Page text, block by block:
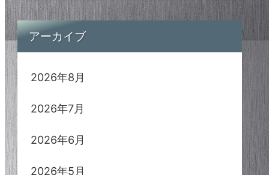
アーカイブ
2026年8月
2026年7月
2026年6月
2026年5月